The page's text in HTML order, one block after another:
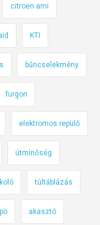
citroen ami
KTI
bűncselekmény
furgon
elektromos repülő
útminőség
túltáblázás
lpö akasztó